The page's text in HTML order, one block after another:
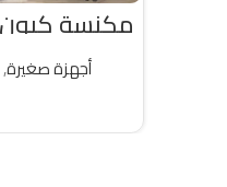
2000 واط تركى
أجهزة صغيرة,